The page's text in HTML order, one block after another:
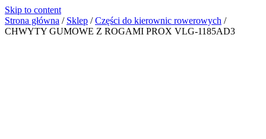
Skip to content
Strona główna / Sklep / Części do kierownic rowerowych /
CHWYTY GUMOWE Z ROGAMI PROX VLG-1185AD3